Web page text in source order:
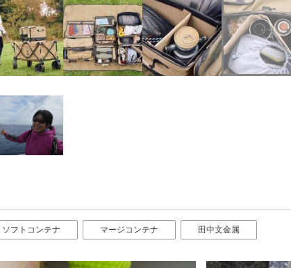
ソフトコンテナ マージコンテナ 田中文金属